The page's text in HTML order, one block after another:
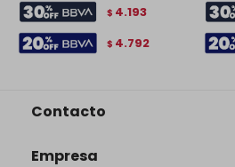
$ 4.193
$ 4.792
Contacto
Empresa